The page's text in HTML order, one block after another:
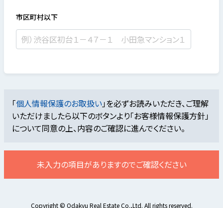
市区町村以下
「個人情報保護のお取扱い」を必ずお読みいただき、ご理解
いただけましたら以下のボタンより「お客様情報保護方針」
について同意の上、内容のご確認に進んでください。
未入力の項目がありますのでご確認ください
Copyright © Odakyu Real Estate Co.,Ltd. All rights reserved.